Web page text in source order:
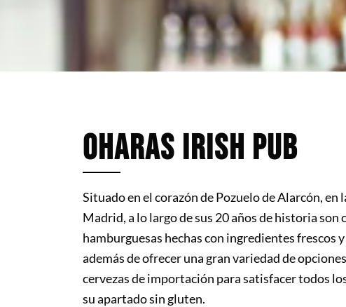
OHARAS IRISH PUB
Situado en el corazón de Pozuelo de Alarcón, en
Madrid, a lo largo de sus 20 años de historia son
hamburguesas hechas con ingredientes frescos
además de ofrecer una gran variedad de
cervezas de importación para satisfacer todos
su apartado sin gluten.